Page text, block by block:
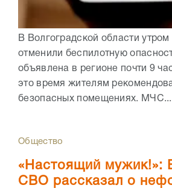
В Волгоградской области утром
отменили беспилотную
объявлена в регионе почти 9
это время жителям
безопасных помещениях. МЧС...
Общество
«Настоящий мужик!»:
СВО рассказал о